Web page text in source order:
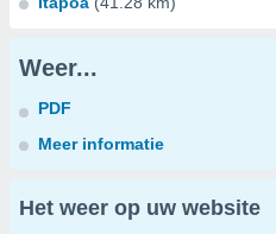
Weer...
PDF
Meer informatie
Het weer op uw website